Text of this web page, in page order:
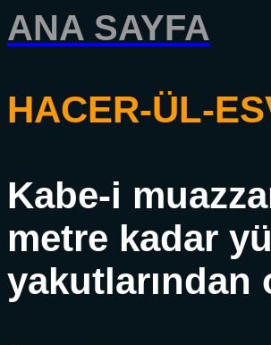
ANA SAYFA
HACER-ÜL-
Kabe-i
metre kadar
yakutlarından